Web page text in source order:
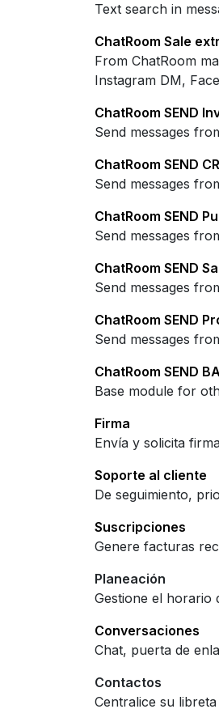
Text search in
ChatRoom Sale
From ChatRoom
Instagram DM,
ChatRoom SEND
Send messages
ChatRoom SEND
Send messages
ChatRoom SEND
Send messages
ChatRoom SEND
Send messages
ChatRoom SEND
Send messages
ChatRoom SEND
Base module for
Firma
Envía y solicita
Soporte al cliente
De seguimiento,
Suscripciones
Genere facturas
Planeación
Gestione el horario
Conversaciones
Chat, puerta de
Contactos
Centralice su